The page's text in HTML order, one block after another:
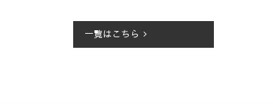
一覧はこちら